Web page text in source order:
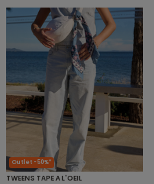
Outlet -50%*
TWEENS TAPE A L'OEIL